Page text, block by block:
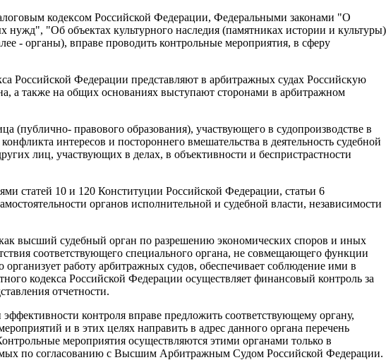
кодексом Российской Федерации, Федеральными законами "О
нужд", "Об объектах культурного наследия (памятниках истории и культуры)
- органы), вправе проводить контрольные мероприятия, в сферу
Российской Федерации представляют в арбитражных судах Российскую
а также на общих основаниях выступают сторонами в арбитражном
правового образования), участвующего в судопроизводстве в
интересов и постороннего вмешательства в деятельность судебной
лиц, участвующих в делах, в объективности и беспристрастности
статей 10 и 120 Конституции Российской Федерации, статьи 6
органов исполнительной и судебной власти, независимости
высший судебный орган по разрешению экономических споров и иных
соответствующего специального органа, не совмещающего функции
работу арбитражных судов, обеспечивает соблюдение ими в
кодекса Российской Федерации осуществляет финансовый контроль за
отчетности.
контроля вправе предложить соответствующему органу,
и в этих целях направить в адрес данного органа перечень
мероприятия осуществляются этими органами только в
по согласованию с Высшим Арбитражным Судом Российской Федерации.